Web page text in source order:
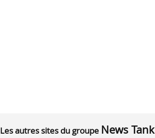
Les autres sites du groupe News Tank